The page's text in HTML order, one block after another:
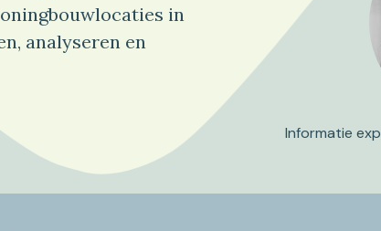
in
analyseren en
Informatie